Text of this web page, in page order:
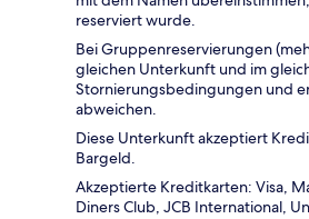
reserviert wurde.
Bei Gruppenreservierungen
gleichen Unterkunft und im
Stornierungsbedingungen und
abweichen.
Diese Unterkunft akzeptiert
Bargeld.
Akzeptierte Kreditkarten: Visa,
Diners Club, JCB International,